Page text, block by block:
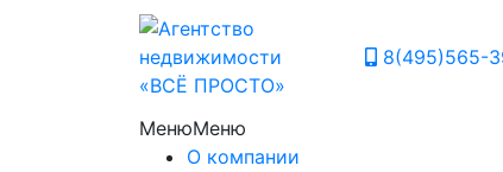
8(495)565-
МенюМеню
О компании